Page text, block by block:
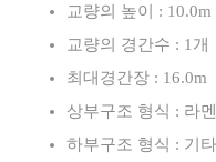
교량의 높이 : 10.0m
교량의 경간수 : 1개
최대경간장 : 16.0m
상부구조 형식 : 라
하부구조 형식 : 기타